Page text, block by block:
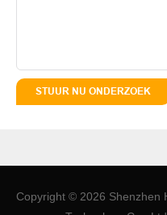
STUUR NU ONDERZOEK
Copyright © 2026 Shenzhen